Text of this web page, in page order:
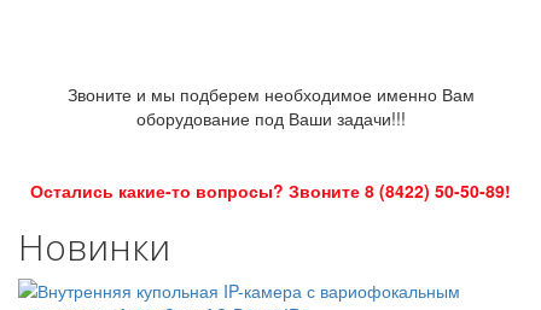
Звоните и мы подберем необходимое именно Вам
оборудование под Ваши задачи!!!
Остались какие-то вопросы? Звоните 8 (8422) 50-50-89!
Новинки